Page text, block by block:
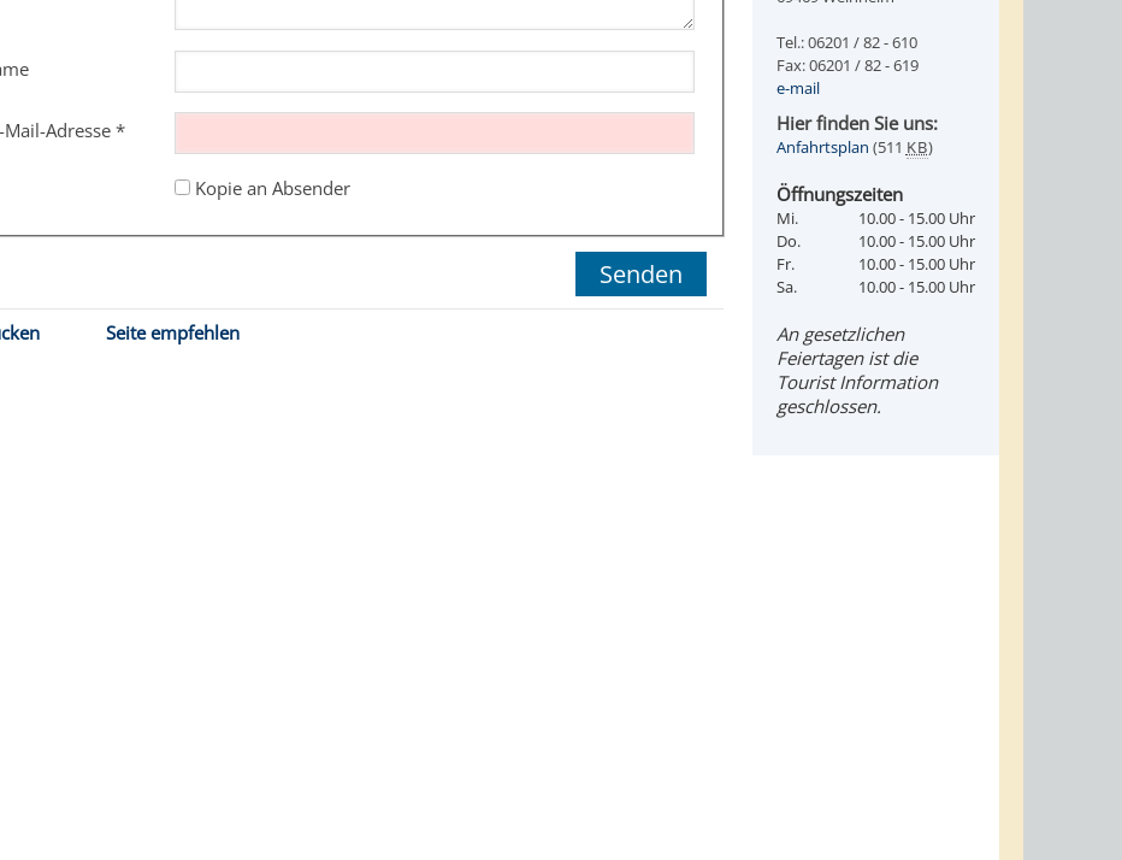
Mail-Adresse*
Kopie an Absender
Seite empfehlen
Tel.: 06201 / 82 - 610
Fax: 06201 / 82 - 619
e-mail
Hier finden Sie uns:
Anfahrtsplan (511 KB)
Öffnungszeiten
Mi.
10.00 - 15.00 Uhr
Do.
10.00 - 15.00 Uhr
Fr.
10.00 - 15.00 Uhr
Sa.
10.00 - 15.00 Uhr
An gesetzlichen
Feiertagen ist die
Tourist Information
geschlossen.